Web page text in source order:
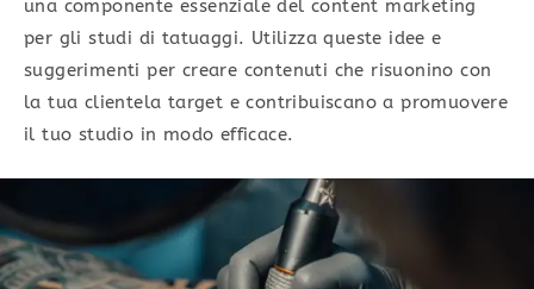
una componente essenziale del content marketing
per gli studi di tatuaggi. Utilizza queste idee e
suggerimenti per creare contenuti che risuonino con
la tua clientela target e contribuiscano a promuovere
il tuo studio in modo efficace.